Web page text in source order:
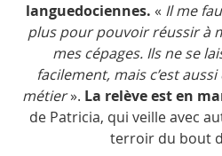
languedociennes. « Il me
plus pour pouvoir réussir à
mes cépages. Ils ne se
facilement, mais c’est
métier». La relève est en
de Patricia, qui veille avec
terroir du bout